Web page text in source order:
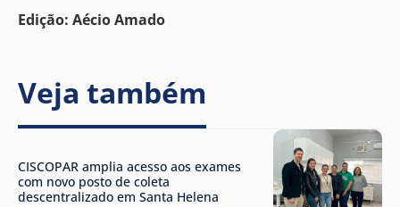
Edição: Aécio Amado
Veja também
CISCOPAR amplia acesso aos exames
com novo posto de coleta
descentralizado em Santa Helena